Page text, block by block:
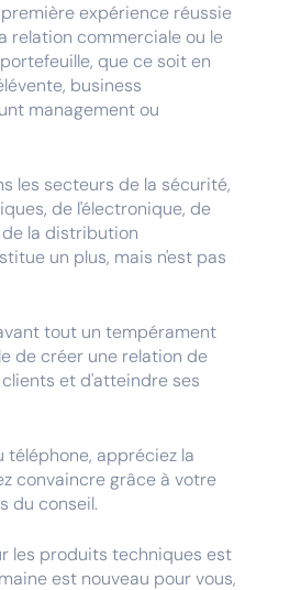
expérience réussie
relation commerciale ou le
que ce soit en
business
management ou
les secteurs de la sécurité,
de l'électronique, de
de la distribution
un plus, mais n'est pas
tout un tempérament
de créer une relation de
et d'atteindre ses
téléphone, appréciez la
convaincre grâce à votre
du conseil.
les produits techniques est
est nouveau pour vous,